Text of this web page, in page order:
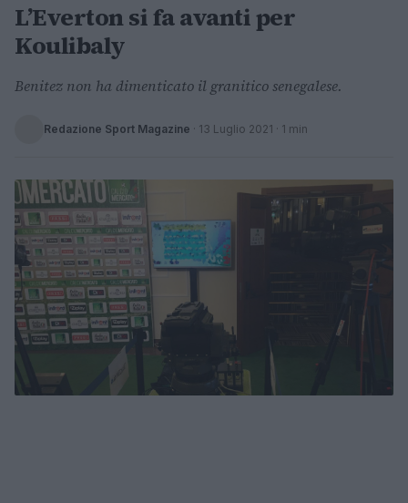
L’Everton si fa avanti per
Koulibaly
Benitez non ha dimenticato il granitico senegalese.
Redazione Sport Magazine · 13 Luglio 2021 · 1 min